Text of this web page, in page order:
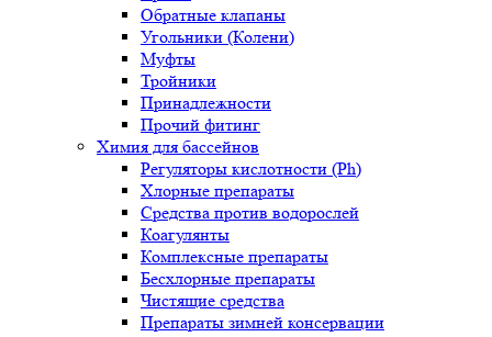
Обратные клапаны
Угольники (Колени)
Муфты
Тройники
Принадлежности
Прочий фитинг
Химия для бассейнов
Регуляторы кислотности (Ph)
Хлорные препараты
Средства против водорослей
Коагулянты
Комплексные препараты
Бесхлорные препараты
Чистящие средства
Препараты зимней консервации